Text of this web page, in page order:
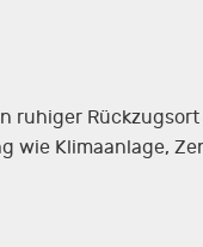
ruhiger
Klimaanlage,